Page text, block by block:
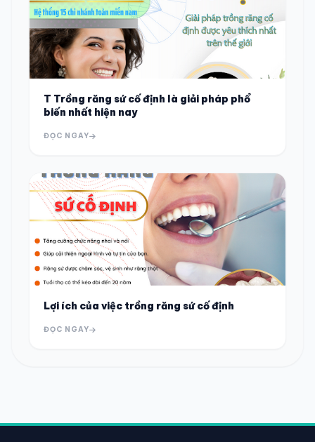
T Trồng răng sứ cố định là giải pháp phổ
biến nhất hiện nay
ĐỌC NGAY
Lợi ích của việc trồng răng sứ cố định
ĐỌC NGAY